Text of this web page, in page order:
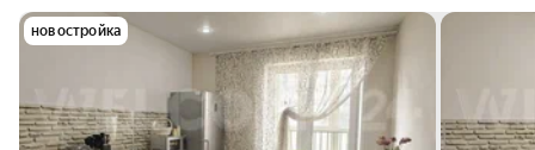
новостройка